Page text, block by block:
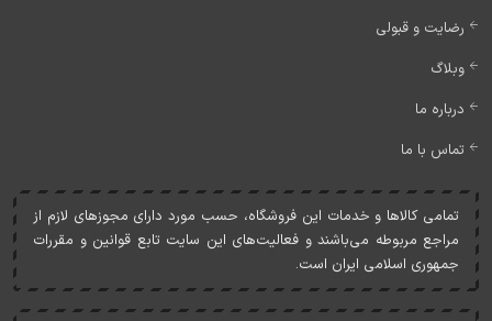
رضایت و قبولی
وبلاگ
درباره ما
تماس با ما
تمامی کالاها و خدمات اين فروشگاه، حسب مورد دارای مجوزهای لازم از
مراجع مربوطه می‌باشند و فعاليت‌های اين سايت تابع قوانين و مقررات
جمهوری اسلامی ايران است.